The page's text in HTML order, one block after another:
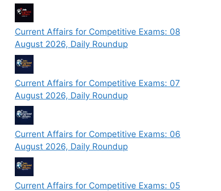
Current Affairs for Competitive Exams: 08
August 2026, Daily Roundup
Current Affairs for Competitive Exams: 07
August 2026, Daily Roundup
Current Affairs for Competitive Exams: 06
August 2026, Daily Roundup
Current Affairs for Competitive Exams: 05